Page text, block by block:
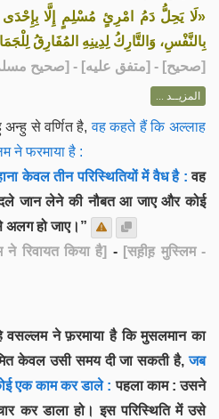
«لَا يَحِلُّ دَمُ امْرِئٍ مُسْلِمٍ إِلَّا بِإِحْدَى
بِالنَّفْسِ، وَالتَّارِكُ لِدِينِهِ المُفَارِقُ
[صحيح] - [متفق عليه] - [صحيح مسلم:
المزيــد ...
से वर्णित है, वह कहते हैं कि अल्लाह
ने फरमाया है :
केवल तीन परिस्थितियों में वैध है : वह
बदले जान लेने की नौबत आ जाए और कोई
अलग हो जाए।”
रिवायत किया है] - [सह़ीह़ मुस्लिम -
ने फ़रमाया है कि मुसलमान का
केवल उसी समय दी जा सकती है, जब
एक काम कर डाले : पहला काम : उसने
कर डाला हो। इस परिस्थिति में उसे